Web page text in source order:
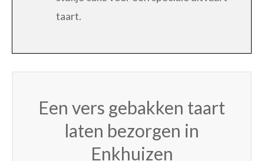
taart.
Een vers gebakken taart
laten bezorgen in
Enkhuizen